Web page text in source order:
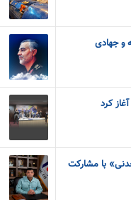
و جهادی
با مشارکت